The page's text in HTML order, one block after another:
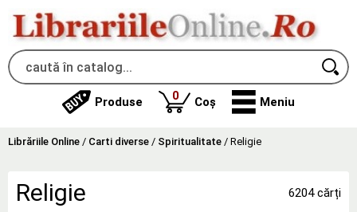
Produse 0produse
Coș Meniu
Librăriile Online / Carti diverse / Spiritualitate / Religie
Religie 6204 cărți